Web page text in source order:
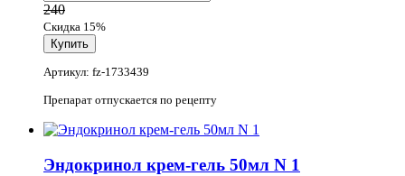
240
Скидка 15%
Артикул: fz-1733439
Препарат отпускается по рецепту
Эндокринол крем-гель 50мл N 1